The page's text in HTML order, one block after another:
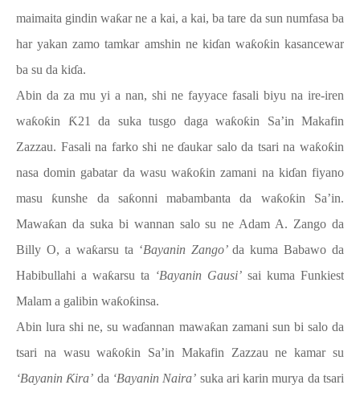
maimaita gindin waƙar ne a kai, a kai, ba tare da sun numfasa ba
har yakan zamo tamkar amshin ne kiɗan waƙoƙin kasancewar
ba su da kiɗa.
Abin da za mu yi a nan, shi ne fayyace fasali biyu na ire-iren
waƙoƙin Ƙ21 da suka tusgo daga waƙoƙin Sa’in Makafin
Zazzau. Fasali na farko shi neɗaukar salo da tsari na waƙoƙin
nasa domin gabatar da wasu waƙoƙin zamani na kiɗan fiyano
masu ƙunshe da saƙonni mabambanta da waƙoƙin Sa’in.
Mawaƙan da suka bi wannan salo su ne Adam A. Zango da
Billy O, a waƙarsu ta ‘Bayanin Zango’ da kuma Babawo da
Habibullahi a waƙarsu ta ‘Bayanin Gausi’ sai kuma Funkiest
Malam a galibin waƙoƙinsa.
Abin lura shi ne, su waɗannan mawaƙan zamani sun bi salo da
tsari na wasu waƙoƙin Sa’in Makafin Zazzau ne kamar su
‘Bayanin Ƙira’ da ‘Bayanin Naira’ suka ari karin murya da tsari